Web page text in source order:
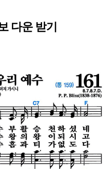
다운 받기